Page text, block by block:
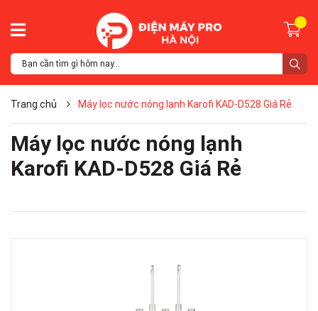
Trang chủ Máy lọc nước nóng lạnh Karofi KAD-D528 Giá Rẻ
Máy lọc nước nóng lạnh
Karofi KAD-D528 Giá Rẻ